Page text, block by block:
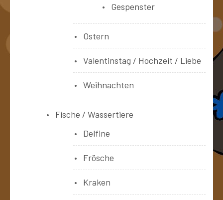
Gespenster
Ostern
Valentinstag / Hochzeit / Liebe
Weihnachten
Fische / Wassertiere
Delfine
Frösche
Kraken